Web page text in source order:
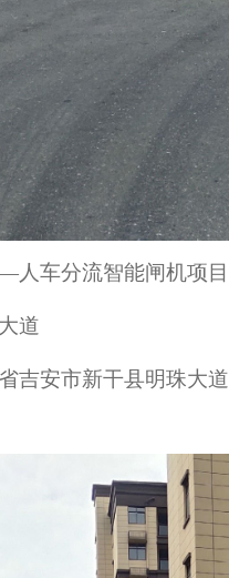
车分流智能闸机项目
道
吉安市新干县明珠大道